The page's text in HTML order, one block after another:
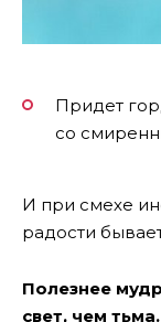
Придет
со
И при смехе
радости
Полезнее
свет, чем